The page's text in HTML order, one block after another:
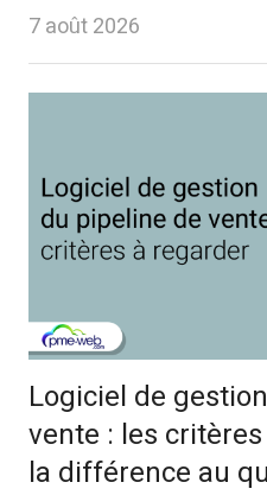
7 août 2026
Logiciel de
vente : les
la différence au